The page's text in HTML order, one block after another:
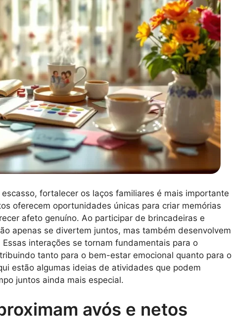
fortalecer os laços familiares é mais importante
oferecem oportunidades únicas para criar memórias
afeto genuíno. Ao participar de brincadeiras e
apenas se divertem juntos, mas também desenvolvem
interações se tornam fundamentais para o
tanto para o bem-estar emocional quanto para o
estão algumas ideias de atividades que podem
juntos ainda mais especial.
avós e netos